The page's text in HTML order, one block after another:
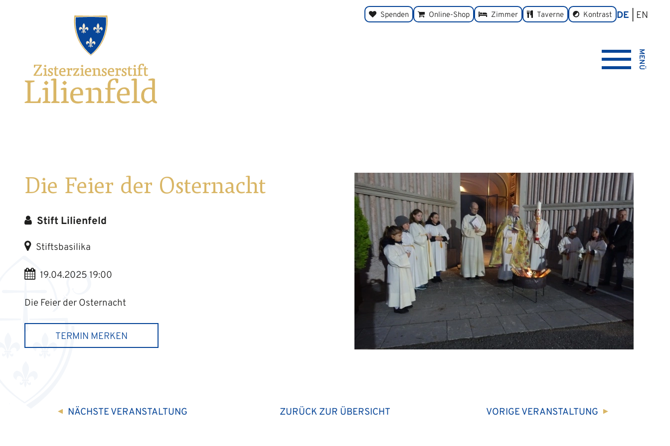
Spenden Online-Shop Zimmer Taverne Kontrast umschalten
DE EN
Zisterzienserstift
verlinkt
zur
Startseite
MENÜ
Die Feier der Osternacht
Stift Lilienfeld
Stiftsbasilika
19.04.2025 19:00
Die Feier der Osternacht
TERMIN MERKEN
NÄCHSTEVERANSTALTUNG ZURÜCK ZUR ÜBERSICHT VORIGEVERANSTALTUNG